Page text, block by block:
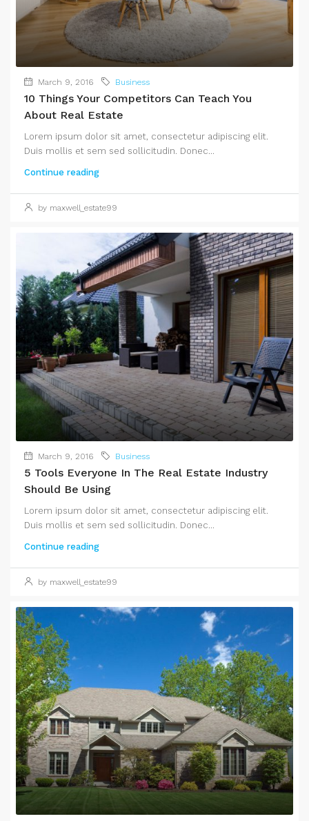
March 9, 2016 Business
10 Things Your Competitors Can Teach You
About Real Estate
Lorem ipsum dolor sit amet, consectetur adipiscing elit.
Duis mollis et sem sed sollicitudin. Donec...
Continue reading
by maxwell_estate99
March 9, 2016 Business
5 Tools Everyone In The Real Estate Industry
Should Be Using
Lorem ipsum dolor sit amet, consectetur adipiscing elit.
Duis mollis et sem sed sollicitudin. Donec...
Continue reading
by maxwell_estate99